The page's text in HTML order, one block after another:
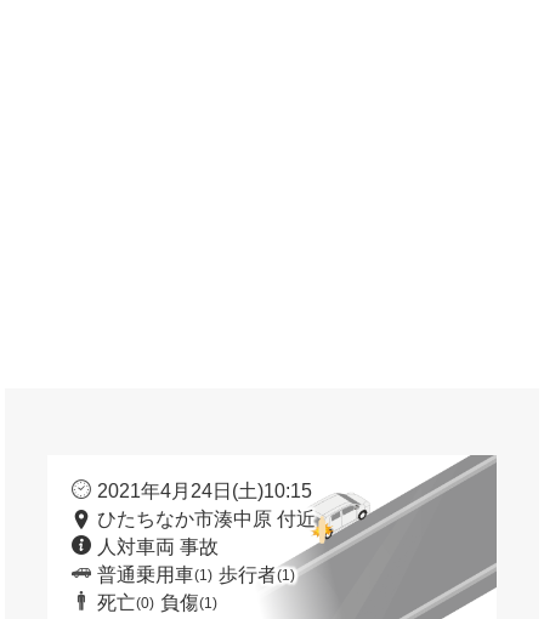
2021年4月24日(土)10:15
ひたちなか市湊中原 付近
人対車両 事故
普通乗用車(1) 歩行者(1)
死亡(0) 負傷(1)